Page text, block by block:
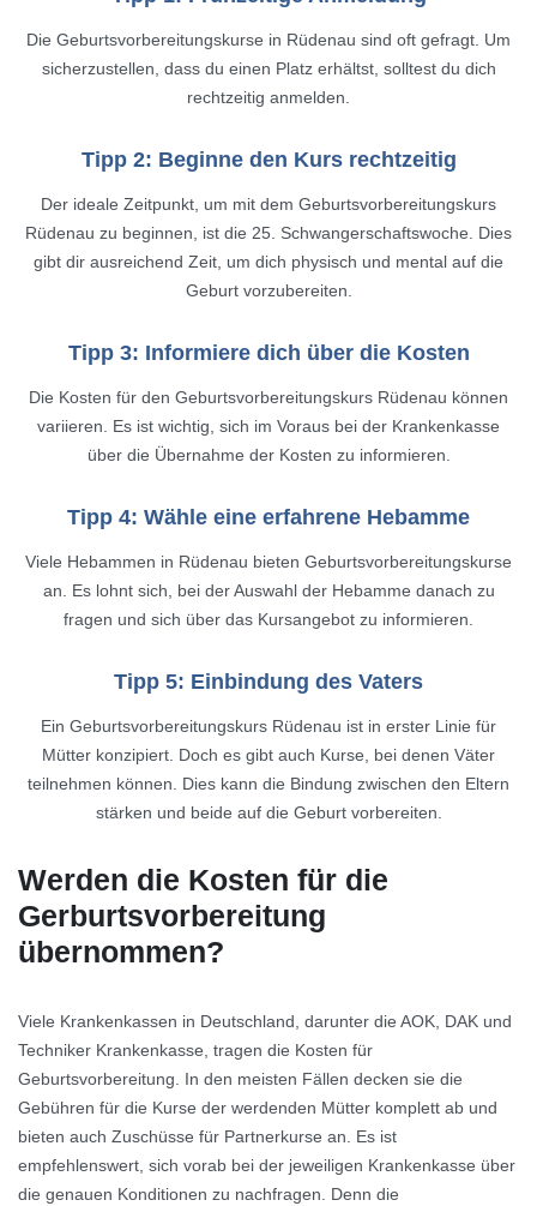
Die Geburtsvorbereitungskurse in Rüdenau sind oft gefragt. Um
sicherzustellen, dass du einen Platz erhältst, solltest du dich
rechtzeitig anmelden.
Tipp 2: Beginne den Kurs rechtzeitig
Der ideale Zeitpunkt, um mit dem Geburtsvorbereitungskurs
Rüdenau zu beginnen, ist die 25. Schwangerschaftswoche. Dies
gibt dir ausreichend Zeit, um dich physisch und mental auf die
Geburt vorzubereiten.
Tipp 3: Informiere dich über die Kosten
Die Kosten für den Geburtsvorbereitungskurs Rüdenau können
variieren. Es ist wichtig, sich im Voraus bei der Krankenkasse
über die Übernahme der Kosten zu informieren.
Tipp 4: Wähle eine erfahrene Hebamme
Viele Hebammen in Rüdenau bieten Geburtsvorbereitungskurse
an. Es lohnt sich, bei der Auswahl der Hebamme danach zu
fragen und sich über das Kursangebot zu informieren.
Tipp 5: Einbindung des Vaters
Ein Geburtsvorbereitungskurs Rüdenau ist in erster Linie für
Mütter konzipiert. Doch es gibt auch Kurse, bei denen Väter
teilnehmen können. Dies kann die Bindung zwischen den Eltern
stärken und beide auf die Geburt vorbereiten.
Werden die Kosten für die
Gerburtsvorbereitung
übernommen?
Viele Krankenkassen in Deutschland, darunter die AOK, DAK und
Techniker Krankenkasse, tragen die Kosten für
Geburtsvorbereitung. In den meisten Fällen decken sie die
Gebühren für die Kurse der werdenden Mütter komplett ab und
bieten auch Zuschüsse für Partnerkurse an. Es ist
empfehlenswert, sich vorab bei der jeweiligen Krankenkasse über
die genauen Konditionen zu nachfragen. Denn die